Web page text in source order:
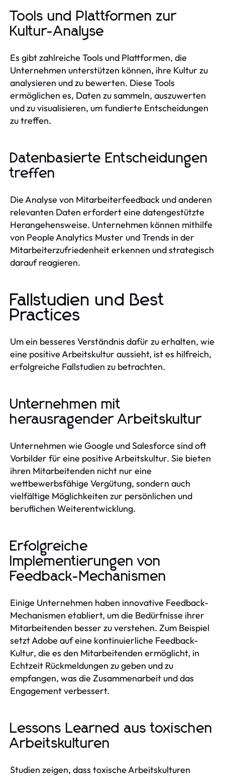
Tools und Plattformen zur
Kultur-Analyse
Es gibt zahlreiche Tools und Plattformen, die
Unternehmen unterstützen können, ihre Kultur zu
analysieren und zu bewerten. Diese Tools
ermöglichen es, Daten zu sammeln, auszuwerten
und zu visualisieren, um fundierte Entscheidungen
zu treffen.
Datenbasierte Entscheidungen
treffen
Die Analyse von Mitarbeiterfeedback und anderen
relevanten Daten erfordert eine datengestützte
Herangehensweise. Unternehmen können mithilfe
von People Analytics Muster und Trends in der
Mitarbeiterzufriedenheit erkennen und strategisch
darauf reagieren.
Fallstudien und Best
Practices
Um ein besseres Verständnis dafür zu erhalten, wie
eine positive Arbeitskultur aussieht, ist es hilfreich,
erfolgreiche Fallstudien zu betrachten.
Unternehmen mit
herausragender Arbeitskultur
Unternehmen wie Google und Salesforce sind oft
Vorbilder für eine positive Arbeitskultur. Sie bieten
ihren Mitarbeitenden nicht nur eine
wettbewerbsfähige Vergütung, sondern auch
vielfältige Möglichkeiten zur persönlichen und
beruflichen Weiterentwicklung.
Erfolgreiche
Implementierungen von
Feedback-Mechanismen
Einige Unternehmen haben innovative Feedback-
Mechanismen etabliert, um die Bedürfnisse ihrer
Mitarbeitenden besser zu verstehen. Zum Beispiel
setzt Adobe auf eine kontinuierliche Feedback-
Kultur, die es den Mitarbeitenden ermöglicht, in
Echtzeit Rückmeldungen zu geben und zu
empfangen, was die Zusammenarbeit und das
Engagement verbessert.
Lessons Learned aus toxischen
Arbeitskulturen
Studien zeigen, dass toxische Arbeitskulturen